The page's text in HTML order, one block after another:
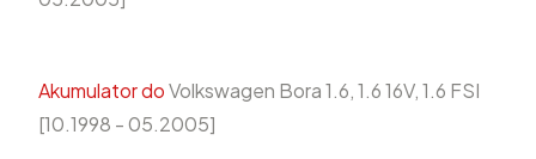
Akumulator doVolkswagen Bora 1.6, 1.6 16V, 1.6 FSI
[10.1998 - 05.2005]